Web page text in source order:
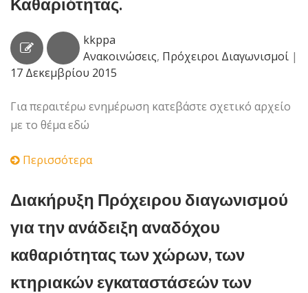
Καθαριότητας.
kkppa
Ανακοινώσεις, Πρόχειροι Διαγωνισμοί |
17 Δεκεμβρίου 2015
Για περαιτέρω ενημέρωση κατεβάστε σχετικό αρχείο
με το θέμα εδώ
Περισσότερα
Διακήρυξη Πρόχειρου διαγωνισμού
για την ανάδειξη αναδόχου
καθαριότητας των χώρων, των
κτηριακών εγκαταστάσεών των